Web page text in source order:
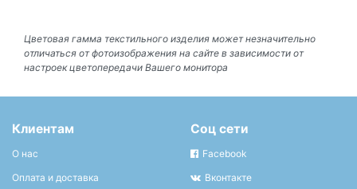
Цветовая гамма текстильного изделия может незначительно
отличаться от фотоизображения на сайте в зависимости от
настроек цветопередачи Вашего монитора
Клиентам
О нас
Оплата и доставка
Соц сети
Facebook
Вконтакте